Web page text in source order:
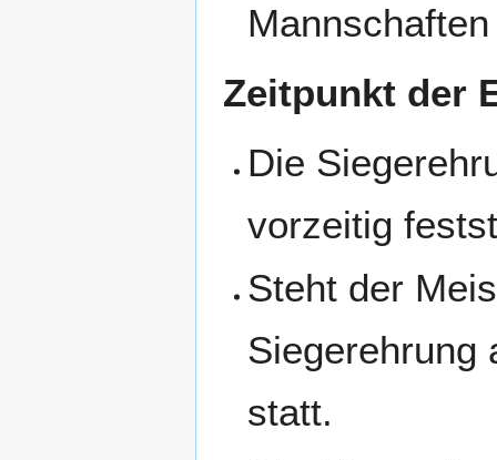
Zeitpunkt der
Die
vorzeitig
Steht der
Siegerehrung
statt.